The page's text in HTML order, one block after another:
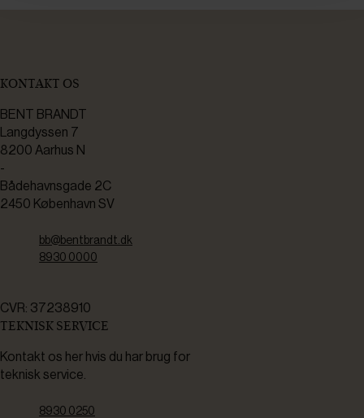
KONTAKT OS
BENT BRANDT
Langdyssen 7
8200 Aarhus N
-
Bådehavnsgade 2C
2450 København SV
bb@bentbrandt.dk
8930 0000
CVR: 37238910
TEKNISK SERVICE
Kontakt os her hvis du har brug for
teknisk service.
8930 0250